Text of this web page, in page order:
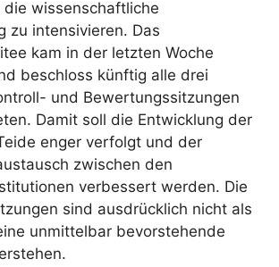
die wissenschaftliche
zu intensivieren. Das
kam in der letzten Woche
beschloss künftig alle drei
und Bewertungssitzungen
Damit soll die Entwicklung der
enger verfolgt und der
zwischen den
verbessert werden. Die
sind ausdrücklich nicht als
unmittelbar bevorstehende